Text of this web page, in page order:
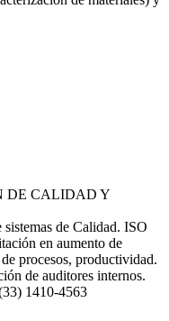
DE CALIDAD Y
de Calidad. ISO
en aumento de
procesos, productividad.
de auditores internos.
1410-4563